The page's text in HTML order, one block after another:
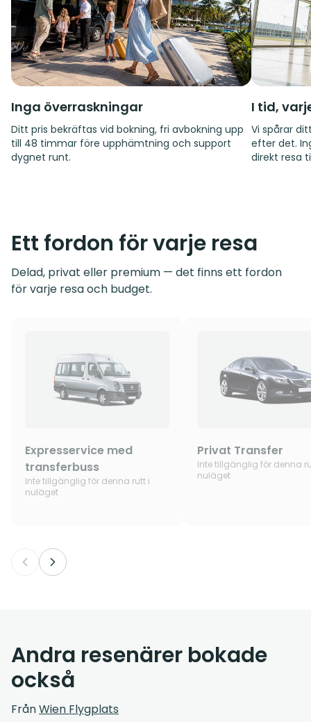
Inga överraskningar
Ditt pris bekräftas vid bokning, fri avbokning upp
till 48 timmar före upphämtning och support
dygnet runt.
I tid,
Vi spårar
efter det.
direkt resa
Ett fordon för varje resa
Delad, privat eller premium — det finns ett fordon
för varje resa och budget.
Expresservice med
transferbuss
Inte tillgänglig för denna rutt i
nuläget
Privat Transfer
Inte tillgänglig för denna
nuläget
Andra resenärer bokade
också
FrånWien Flygplats